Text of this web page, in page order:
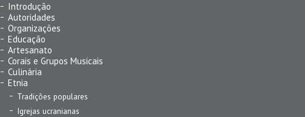
Introdução
Autoridades
Organizações
Educação
Artesanato
Corais e Grupos Musicais
Culinária
Etnia
Tradições populares
Igrejas ucranianas